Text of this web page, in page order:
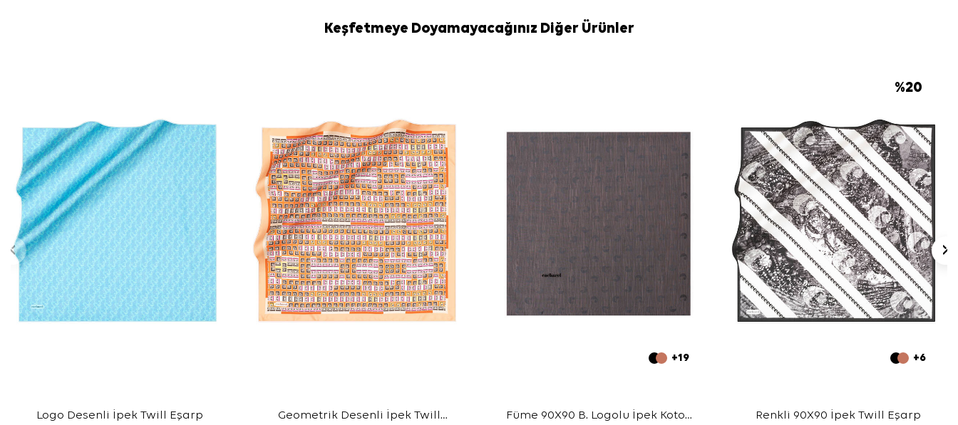
Yıkama ve bakım için ürün etiketindeki talimatları izleyiniz.
Deseninde hangi detaylar öne çıkar?
Bu eşarp günlük kullanım için uygun mu?
Keşfetmeye Doyamayacağınız Diğer Ürünler
Logo Desenli İpek Twill Eşarp
Geometrik Desenli İpek Twill
+19
Füme 90X90 B. Logolu İpek Koton
%20
+6
Renkli 90X90 İpek Twill Eşarp